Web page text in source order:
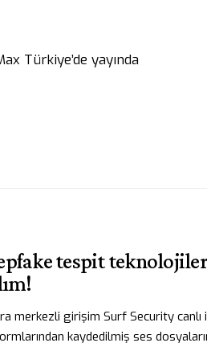
Türkiye’de yayında
tespit
merkezli girişim Surf Security canlı
kaydedilmiş ses